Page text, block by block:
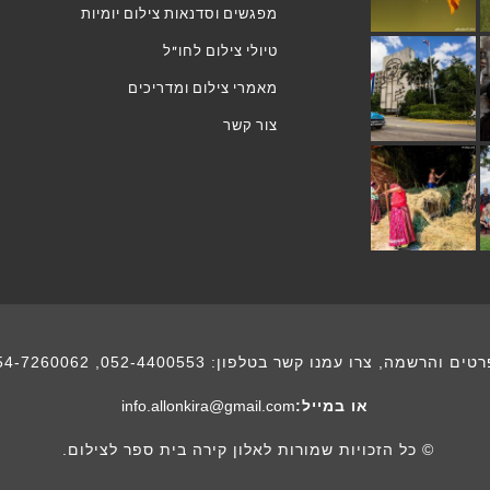
מפגשים וסדנאות צילום יומיות
טיולי צילום לחו"ל
מאמרי צילום ומדריכים
צור קשר
והרשמה, צרו עמנו קשר בטלפון: 052-4400553
7260062
או במייל:info.allonkira@gmail.com
© כל הזכויות שמורות לאלון קירה בית ספר לצילום.